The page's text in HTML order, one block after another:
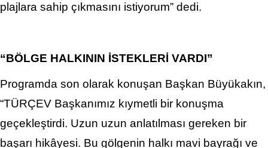
plajlara sahip çıkmasını istiyorum” dedi.
“BÖLGE HALKININ İSTEKLERİ VARDI”
Programda son olarak konuşan Başkan Büyükakın,
“TÜRÇEV Başkanımız kıymetli bir konuşma
geçekleştirdi. Uzun uzun anlatılması gereken bir
başarı hikâyesi. Bu gölgenin halkı mavi bayrağı ve